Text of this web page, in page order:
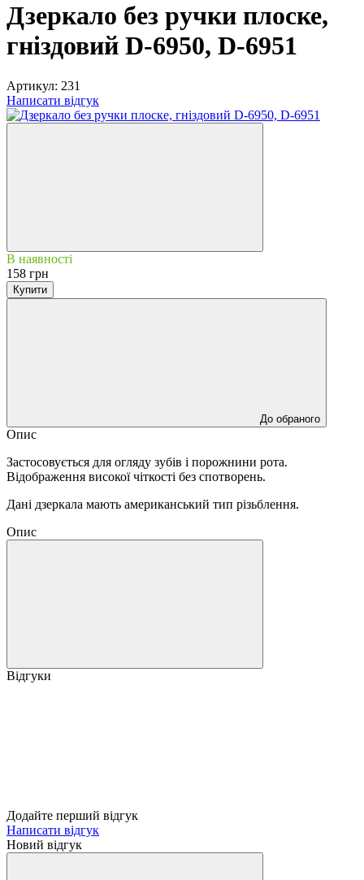
Дзеркало без ручки плоске,
гніздовий D-6950, D-6951
Артикул: 231
Написати відгук
В наявності
158 грн
Купити
До обраного
Опис
Застосовується для огляду зубів і порожнини рота.
Відображення високої чіткості без спотворень.
Дані дзеркала мають американський тип різьблення.
Опис
Відгуки
Додайте перший відгук
Написати відгук
Новий відгук